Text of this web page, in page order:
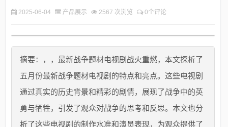
2025-06-04 产品展示 2567 次浏览 0个评论
摘要：，，最新战争题材电视剧战火重燃，本文探析了
五月份最新战争题材电视剧的特点和亮点。这些电视剧
通过真实的历史背景和精彩的剧情，展现了战争中的英
勇与牺牲，引发了观众对战争的思考和反思。本文也分
析了这些电视剧的制作水准和演员表现，为观众提供了